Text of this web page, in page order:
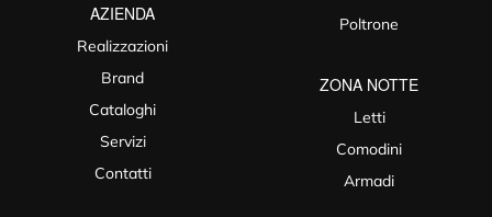
AZIENDA
Realizzazioni
Brand
Cataloghi
Servizi
Contatti
Poltrone
ZONA NOTTE
Letti
Comodini
Armadi